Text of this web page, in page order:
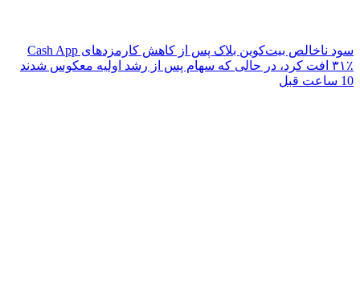
سود ناخالص بیت‌کوین بلاک پس از کاهش کارمزدهای Cash App
۳۱٪ افت کرد، در حالی که سهام پس از رشد اولیه معکوس شدند
10 ساعت قبل